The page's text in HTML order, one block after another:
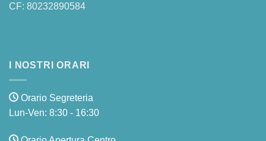
CF: 80232890584
I NOSTRI ORARI
Orario Segreteria
Lun-Ven: 8:30 - 16:30